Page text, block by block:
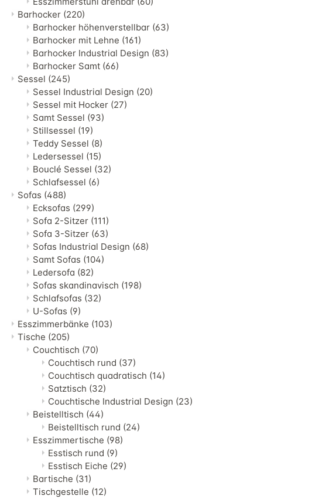
Barhocker (220)
Barhocker höhenverstellbar (63)
Barhocker mit Lehne (161)
Barhocker Industrial Design (83)
Barhocker Samt (66)
Sessel (245)
Sessel Industrial Design (20)
Sessel mit Hocker (27)
Samt Sessel (93)
Stillsessel (19)
Teddy Sessel (8)
Ledersessel (15)
Bouclé Sessel (32)
Schlafsessel (6)
Sofas (488)
Ecksofas (299)
Sofa 2-Sitzer (111)
Sofa 3-Sitzer (63)
Sofas Industrial Design (68)
Samt Sofas (104)
Ledersofa (82)
Sofas skandinavisch (198)
Schlafsofas (32)
U-Sofas (9)
Esszimmerbänke (103)
Tische (205)
Couchtisch (70)
Couchtisch rund (37)
Couchtisch quadratisch (14)
Satztisch (32)
Couchtische Industrial Design (23)
Beistelltisch (44)
Beistelltisch rund (24)
Esszimmertische (98)
Esstisch rund (9)
Esstisch Eiche (29)
Bartische (31)
Tischgestelle (12)